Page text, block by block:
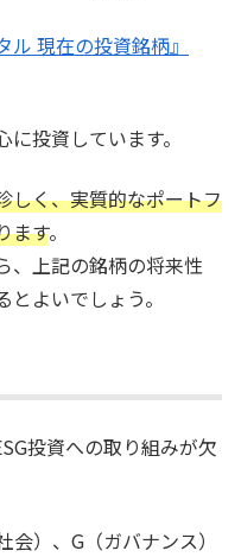
ル 現在の投資銘柄』
投資しています。
しく、実質的なポートフ
ます。
、上記の銘柄の将来性
よいでしょう。
投資への取り組みが欠
）、G（ガバナンス）